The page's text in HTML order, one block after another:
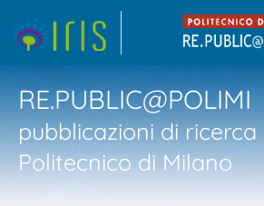
RE.PUBLIC@POLIMI
pubblicazioni di ricerca
Politecnico di Milano